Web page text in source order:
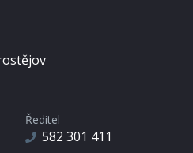
Ředitel
582 301 411